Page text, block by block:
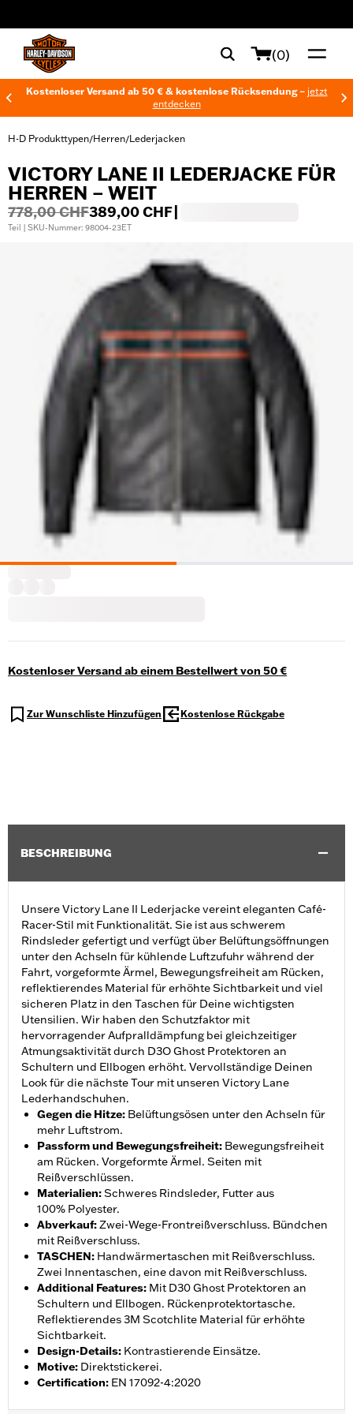
(0)
Kostenloser Versand ab 50 € & kostenlose Rücksendung – jetzt
entdecken
H-D Produkttypen/Herren/Lederjacken
VICTORY LANE II LEDERJACKE FÜR
HERREN – WEIT
778,00 CHF389,00 CHF
Teil | SKU-Nummer: 98004-23ET
Kostenloser Versand ab einem Bestellwert von 50 €
Zur Wunschliste Hinzufügen Kostenlose Rückgabe
BESCHREIBUNG
Unsere Victory Lane II Lederjacke vereint eleganten Café-
Racer-Stil mit Funktionalität. Sie ist aus schwerem
Rindsleder gefertigt und verfügt über Belüftungsöffnungen
unter den Achseln für kühlende Luftzufuhr während der
Fahrt, vorgeformte Ärmel, Bewegungsfreiheit am Rücken,
reflektierendes Material für erhöhte Sichtbarkeit und viel
sicheren Platz in den Taschen für Deine wichtigsten
Utensilien. Wir haben den Schutzfaktor mit
hervorragender Aufpralldämpfung bei gleichzeitiger
Atmungsaktivität durch D3O Ghost Protektoren an
Schultern und Ellbogen erhöht. Vervollständige Deinen
Look für die nächste Tour mit unseren Victory Lane
Lederhandschuhen.
Gegen die Hitze: Belüftungsösen unter den Achseln für
mehr Luftstrom.
Passform und Bewegungsfreiheit: Bewegungsfreiheit
am Rücken. Vorgeformte Ärmel. Seiten mit
Reißverschlüssen.
Materialien:Schweres Rindsleder, Futter aus
100% Polyester.
Abverkauf:Zwei-Wege-Frontreißverschluss. Bündchen
mit Reißverschluss.
TASCHEN: Handwärmertaschen mit Reißverschluss.
Zwei Innentaschen, eine davon mit Reißverschluss.
Additional Features: Mit D30 Ghost Protektoren an
Schultern und Ellbogen. Rückenprotektortasche.
Reflektierendes 3M Scotchlite Material für erhöhte
Sichtbarkeit.
Design-Details: Kontrastierende Einsätze.
Motive: Direktstickerei.
Certification: EN 17092-4:2020